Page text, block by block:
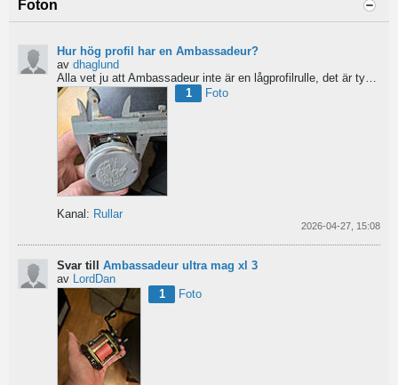
Foton
Hur hög profil har en Ambassadeur?
av dhaglund
Alla vet ju att Ambassadeur inte är en lågprofilrulle, det är tydligt. Men hur hög profil har de egentligen?...
1
Foto
Kanal: Rullar
2026-04-27, 15:08
Svar till Ambassadeur ultra mag xl 3
av
LordDan
1
Foto